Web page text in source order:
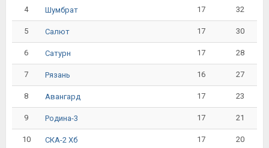
4 Шумбрат 17 32
5 Салют 17 30
6 Сатурн 17 28
7 Рязань 16 27
8 Авангард 17 23
9 Родина-3 17 21
10 СКА-2 Хб 17 20